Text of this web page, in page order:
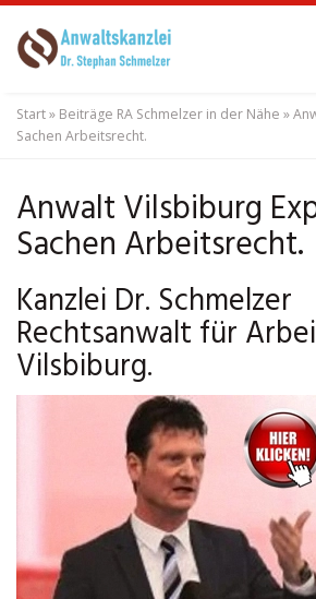
to
content
Start» Beiträge RA Schmelzer in der Nähe »
Sachen Arbeitsrecht.
Anwalt Vilsbiburg
Sachen Arbeitsrecht.
Kanzlei Dr. Schmelzer
Rechtsanwalt für
Vilsbiburg.